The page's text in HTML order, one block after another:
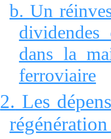
b. Un
dans la
ferroviaire
2. Les